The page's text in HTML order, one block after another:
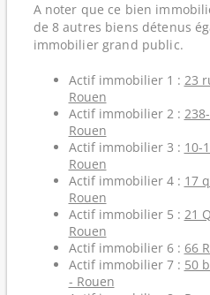
A noter que ce bien
de 8 autres biens détenus
immobilier grand public.
Actif immobilier 1 : 23
Rouen
Actif immobilier 2 :
Rouen
Actif immobilier 3 : 10-
Rouen
Actif immobilier 4 : 17
Rouen
Actif immobilier 5 : 21
Rouen
Actif immobilier 6 : 66
Actif immobilier 7 : 50
- Rouen